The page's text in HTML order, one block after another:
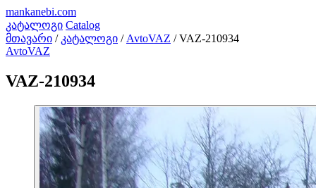
mankanebi.com
კატალოგი Catalog
მთავარი / კატალოგი / AvtoVAZ / VAZ-210934
AvtoVAZ
VAZ-210934